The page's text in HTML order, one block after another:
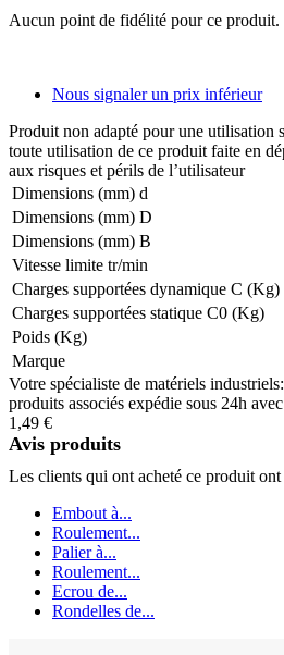
Aucun point de fidélité pour ce produit.
Nous signaler un prix inférieur
Produit non adapté pour une utilisation
toute utilisation de ce produit faite en
aux risques et périls de l’utilisateur
Dimensions (mm) d
Dimensions (mm) D
Dimensions (mm) B
Vitesse limite tr/min
Charges supportées dynamique C (Kg)
Charges supportées statique C0 (Kg)
Poids (Kg)
Marque
Votre spécialiste de matériels
produits associés expédie sous 24h
1,49 €
Avis produits
Les clients qui ont acheté ce produit ont
Embout à...
Roulement...
Palier à...
Roulement...
Ecrou de...
Rondelles de...